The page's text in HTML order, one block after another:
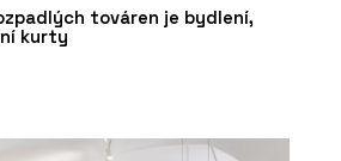
továren je bydlení,
kurty